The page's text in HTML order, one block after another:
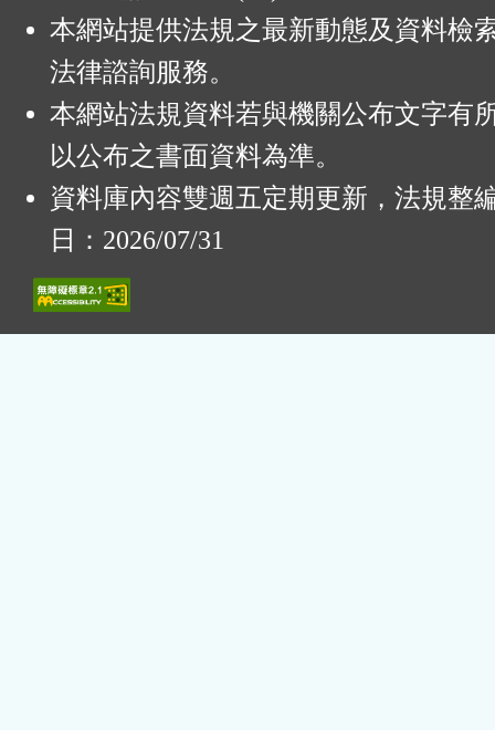
本網站提供法規之最新動態及資料檢
法律諮詢服務。
本網站法規資料若與機關公布文字有
以公布之書面資料為準。
資料庫內容雙週五定期更新，法規整
日：2026/07/31